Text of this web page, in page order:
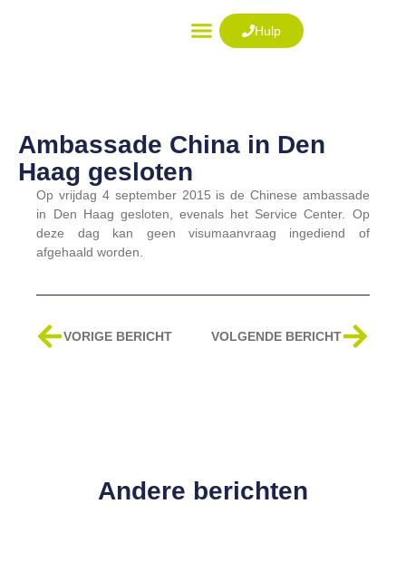
Hulp
Ambassade China in Den
Haag gesloten
Op vrijdag 4 september 2015 is de Chinese ambassade
in Den Haag gesloten, evenals het Service Center. Op
deze dag kan geen visumaanvraag ingediend of
afgehaald worden.
Vorige
VORIGE BERICHT VOLGENDE BERICHT
Andere berichten